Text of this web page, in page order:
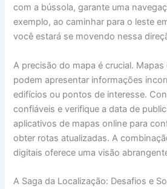
com a bússola, garante uma
exemplo, ao caminhar para o leste
você estará se movendo nessa
A precisão do mapa é crucial.
podem apresentar informações
edifícios ou pontos de interesse.
confiáveis e verifique a data de
aplicativos de mapas online para
obter rotas atualizadas. A
digitais oferece uma visão
A Saga da Localização: Desafios e